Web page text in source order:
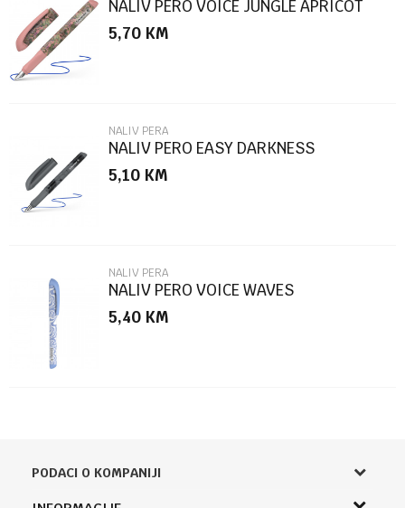
Poruka
POŠALJI
NALIV PERO VOICE JUNGLE APRICOT
160021 SCHN.
5,70 KM
NALIV PERA
NALIV PERO EASY DARKNESS
5,10 KM
NALIV PERA
NALIV PERO VOICE WAVES
5,40 KM
PODACI O KOMPANIJI
Knjižara Kultura